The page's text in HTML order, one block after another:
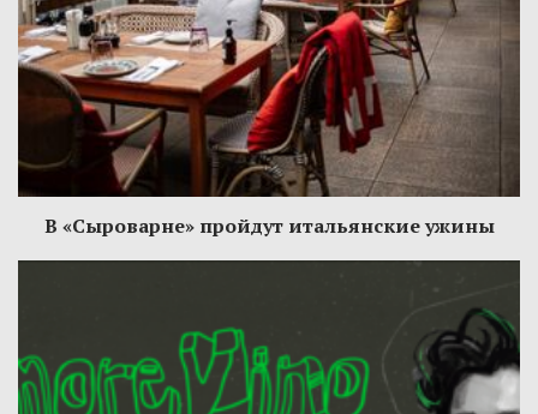
В «Сыроварне» пройдут итальянские ужины